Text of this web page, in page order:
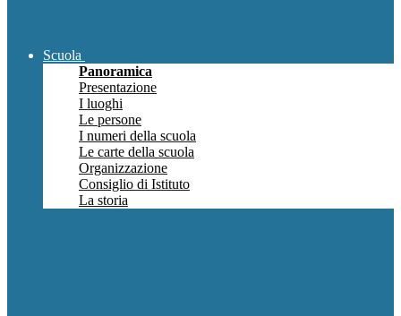
Scuola
Panoramica
Presentazione
I luoghi
Le persone
I numeri della scuola
Le carte della scuola
Organizzazione
Consiglio di Istituto
La storia